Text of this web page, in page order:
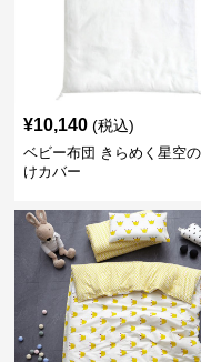
¥10,140 (税込)
ベビー布団 きらめく星空
けカバー